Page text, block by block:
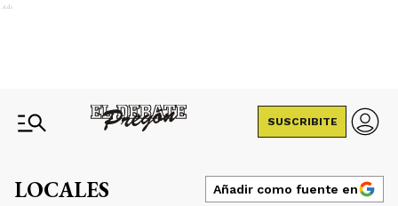
Ads
SUSCRIBITE
LOCALES Añadir como fuente en